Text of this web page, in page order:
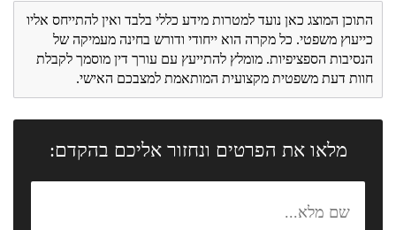
התוכן המוצג כאן נועד למטרות מידע כללי בלבד ואין להתייחס אליו
כייעוץ משפטי. כל מקרה הוא ייחודי ודורש בחינה מעמיקה של
הנסיבות הספציפיות. מומלץ להתייעץ עם עורך דין מוסמך לקבלת
חוות דעת משפטית מקצועית המותאמת למצבכם האישי.
מלאו את הפרטים ונחזור אליכם בהקדם: